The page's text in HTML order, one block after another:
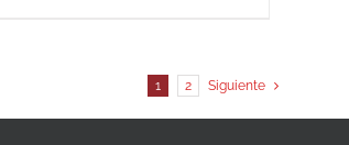
1 2 Siguiente